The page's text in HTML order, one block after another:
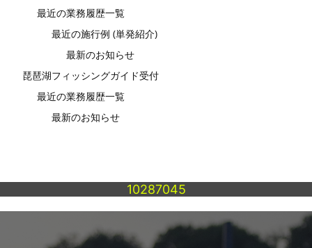
最近の業務履歴一覧
最近の施行例 (単発紹介)
最新のお知らせ
琵琶湖フィッシングガイド受付
最近の業務履歴一覧
最新のお知らせ
10287045